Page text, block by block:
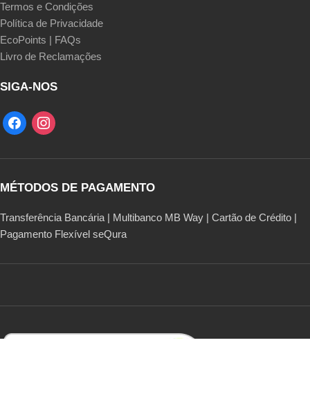
Termos e Condições
Política de Privacidade
EcoPoints | FAQs
Livro de Reclamações
SIGA-NOS
MÉTODOS DE PAGAMENTO
Transferência Bancária | Multibanco MB Way | Cartão de Crédito |
Pagamento Flexível seQura